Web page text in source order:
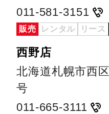
011-581-3151
販売 レンタル リース
西野店
北海道札幌市西
号
011-665-3111